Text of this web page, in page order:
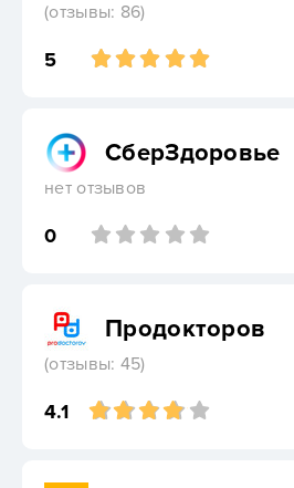
(отзывы: 86)
5
СберЗдоровье
нет отзывов
0
Продокторов
(отзывы: 45)
4.1